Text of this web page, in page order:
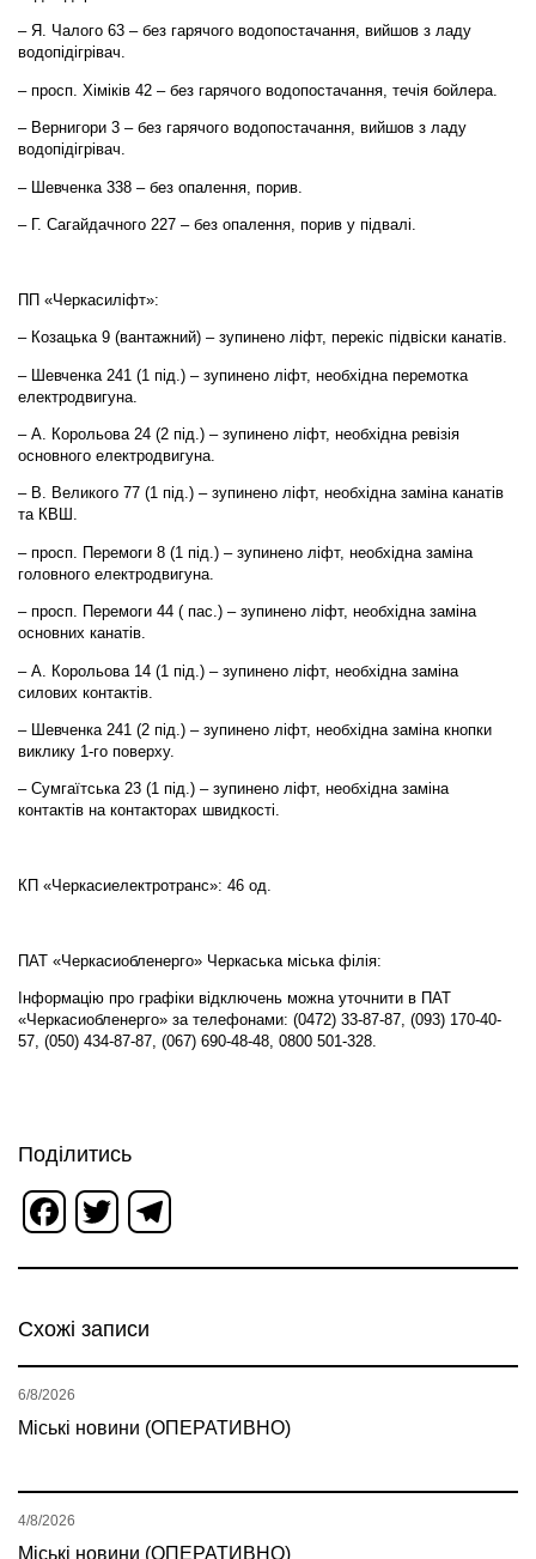
– Я. Чалого 63 – без гарячого водопостачання, вийшов з ладу
водопідігрівач.
– просп. Хіміків 42 – без гарячого водопостачання, течія бойлера.
– Вернигори 3 – без гарячого водопостачання, вийшов з ладу
водопідігрівач.
– Шевченка 338 – без опалення, порив.
– Г. Сагайдачного 227 – без опалення, порив у підвалі.
ПП «Черкасиліфт»:
– Козацька 9 (вантажний) – зупинено ліфт, перекіс підвіски канатів.
– Шевченка 241 (1 під.) – зупинено ліфт, необхідна перемотка
електродвигуна.
– А. Корольова 24 (2 під.) – зупинено ліфт, необхідна ревізія
основного електродвигуна.
– В. Великого 77 (1 під.) – зупинено ліфт, необхідна заміна канатів
та КВШ.
– просп. Перемоги 8 (1 під.) – зупинено ліфт, необхідна заміна
головного електродвигуна.
– просп. Перемоги 44 ( пас.) – зупинено ліфт, необхідна заміна
основних канатів.
– А. Корольова 14 (1 під.) – зупинено ліфт, необхідна заміна
силових контактів.
– Шевченка 241 (2 під.) – зупинено ліфт, необхідна заміна кнопки
виклику 1-го поверху.
– Сумгаїтська 23 (1 під.) – зупинено ліфт, необхідна заміна
контактів на контакторах швидкості.
КП «Черкасиелектротранс»: 46 од.
ПАТ «Черкасиобленерго» Черкаська міська філія:
Інформацію про графіки відключень можна уточнити в ПАТ
«Черкасиобленерго» за телефонами: (0472) 33-87-87, (093) 170-40-
57, (050) 434-87-87, (067) 690-48-48, 0800 501-328.
Поділитись
Facebook
Twitter
Схожі записи
Міські новини (ОПЕРАТИВНО)
6/8/2026
Міські новини (ОПЕРАТИВНО)
4/8/2026